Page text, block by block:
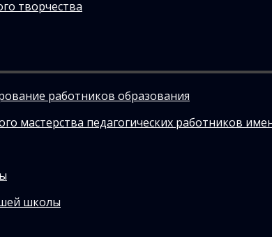
творчества
работников образования
мастерства педагогических работников
школы